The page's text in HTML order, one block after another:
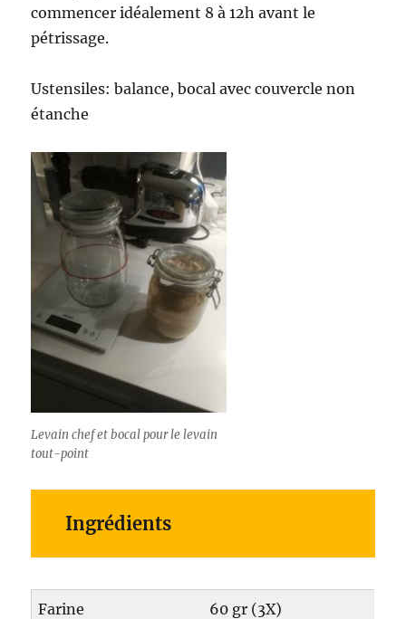
commencer idéalement 8 à 12h avant le
pétrissage.
Ustensiles: balance, bocal avec couvercle non
étanche
Levain chef et bocal pour le levain
tout-point
Ingrédients
Farine 60 gr (3X)